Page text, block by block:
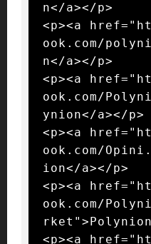
n</a></p>
<p><a
ook.com/
n</a></p>
<p><a
ook.com/
ynion</a></p>
<p><a
ook.com/
ion</a></p>
<p><a
ook.com/
<p><a